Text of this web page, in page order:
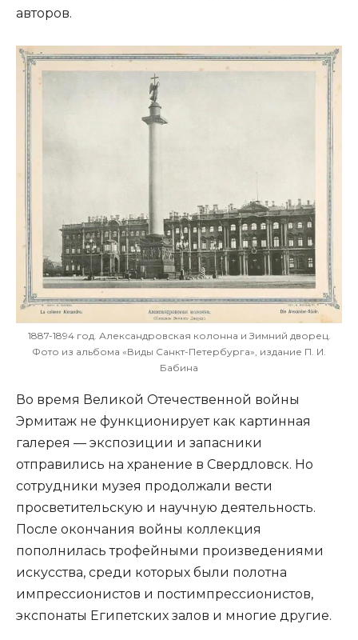
авторов.
1887-1894 год. Александровская колонна и Зимний дворец.
Фото из альбома «Виды Санкт-Петербурга», издание П. И.
Бабина
Во время Великой Отечественной войны
Эрмитаж не функционирует как картинная
галерея — экспозиции и запасники
отправились на хранение в Свердловск. Но
сотрудники музея продолжали вести
просветительскую и научную деятельность.
После окончания войны коллекция
пополнилась трофейными произведениями
искусства, среди которых были полотна
импрессионистов и постимпрессионистов,
экспонаты Египетских залов и многие другие.